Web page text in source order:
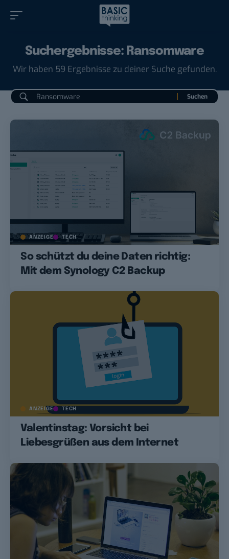
Suchergebnisse: Ransomware
Wir haben 59 Ergebnisse zu deiner Suche gefunden.
ANZEIGE TECH
So schützt du deine Daten richtig:
Mit dem Synology C2 Backup
ANZEIGE TECH
Valentinstag: Vorsicht bei
Liebesgrüßen aus dem Internet